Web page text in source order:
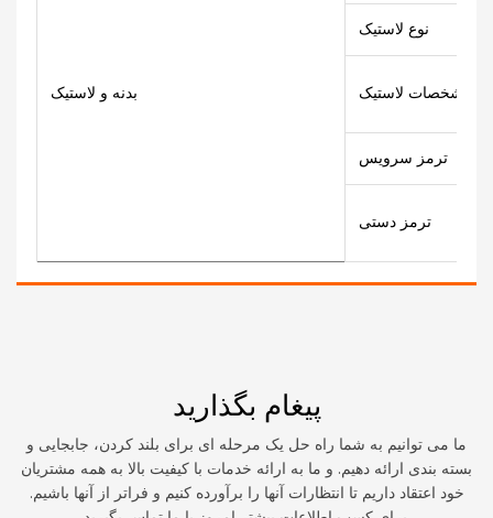
بدنه و لاستیک
نوع لاستیک
مشخصات لاستیک
ترمز سرویس
ترمز دستی
پیغام بگذارید
ما می توانیم به شما راه حل یک مرحله ای برای بلند کردن، جابجایی و
بسته بندی ارائه دهیم. و ما به ارائه خدمات با کیفیت بالا به همه مشتریان
خود اعتقاد داریم تا انتظارات آنها را برآورده کنیم و فراتر از آنها باشیم.